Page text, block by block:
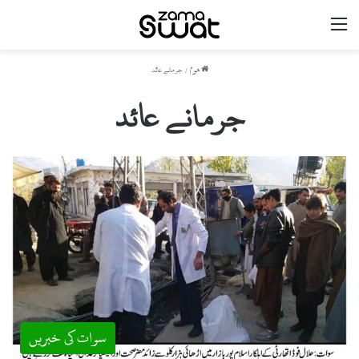
ھوم / جرمانے عائد
جرمانے عائد
سوات کی خبریں